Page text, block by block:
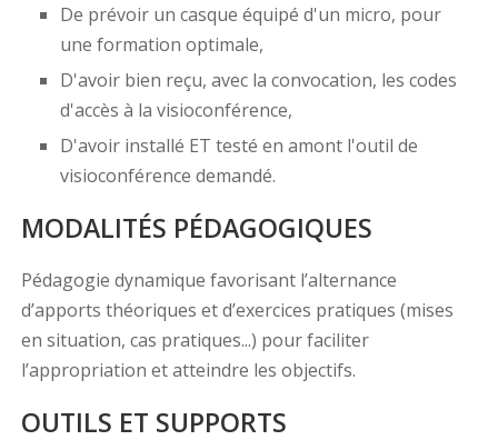
De prévoir un casque équipé d'un micro, pour
une formation optimale,
D'avoir bien reçu, avec la convocation, les codes
d'accès à la visioconférence,
D'avoir installé ET testé en amont l'outil de
visioconférence demandé.
MODALITÉS PÉDAGOGIQUES
Pédagogie dynamique favorisant l’alternance
d’apports théoriques et d’exercices pratiques (mises
en situation, cas pratiques...) pour faciliter
l’appropriation et atteindre les objectifs.
OUTILS ET SUPPORTS